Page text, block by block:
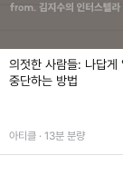
의젓한 사람들: 나답게
중단하는 방법
아티클 · 13분 분량